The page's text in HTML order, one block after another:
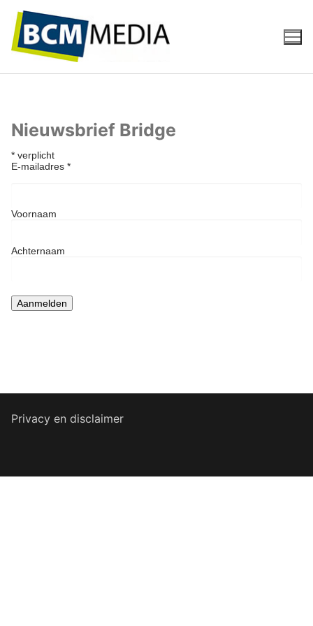
naar
de
Nieuwsbrief Bridge
* verplicht
E-mailadres *
Voornaam
Achternaam
Privacy en disclaimer